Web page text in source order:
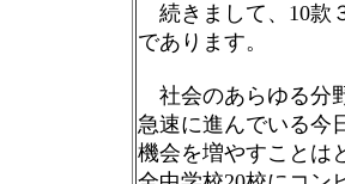
続きまして、10款
であります。
社会のあらゆる分
急速に進んでいる今
機会を増やすことは